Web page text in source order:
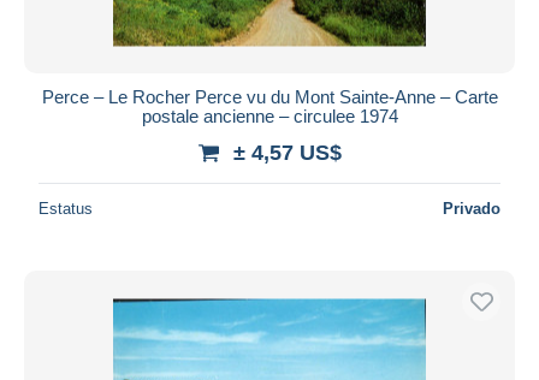
Perce – Le Rocher Perce vu du Mont Sainte-Anne – Carte
postale ancienne – circulee 1974
± 4,57 US$
Estatus Privado